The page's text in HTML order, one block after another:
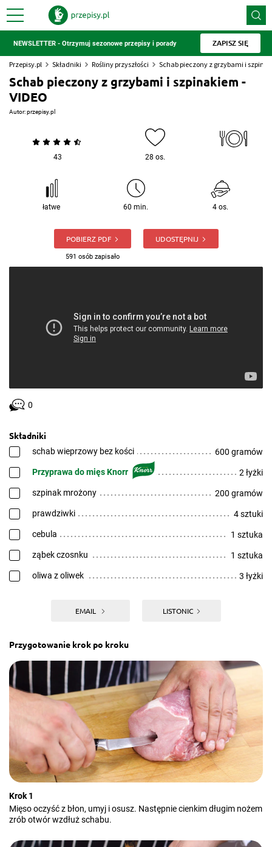
NEWSLETTER - Otrzymuj sezonowe przepisy i porady ZAPISZ SIĘ
Przepisy.pl Składniki Rośliny przyszłości Schab pieczony z grzybami i
Schab pieczony z grzybami i szpinakiem -
VIDEO
Autor:przepisy.pl
43 28 os.
łatwe 60 min. 4 os.
POBIERZ PDF
591 osób zapisało
UDOSTĘPNIJ
0
Składniki
schab wieprzowy bez kości 600 gramów
Przyprawa do mięs Knorr 2 łyżki
szpinak mrożony 200 gramów
prawdziwki 4 sztuki
cebula 1 sztuka
ząbek czosnku 1 sztuka
oliwa z oliwek 3 łyżki
EMAIL LISTONIC
Przygotowanie krok po kroku
Krok 1
Mięso oczyść z błon, umyj i osusz. Następnie cienkim długim nożem
zrób otwór wzdłuż schabu.